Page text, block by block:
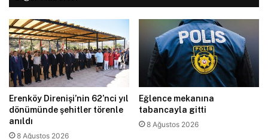
Erenköy Direnişi’nin 62’nci yıl
dönümünde şehitler törenle
anıldı
8 Ağustos 2026
Eğlence mekanına
tabancayla gitti
8 Ağustos 2026